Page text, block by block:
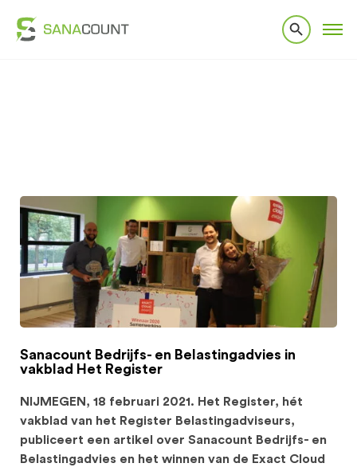
Sanacount Bedrijfs- en Belastingadvies in
vakblad Het Register
NIJMEGEN, 18 februari 2021. Het Register, hét
vakblad van het Register Belastingadviseurs,
publiceert een artikel over Sanacount Bedrijfs- en
Belastingadvies en het winnen van de Exact Cloud